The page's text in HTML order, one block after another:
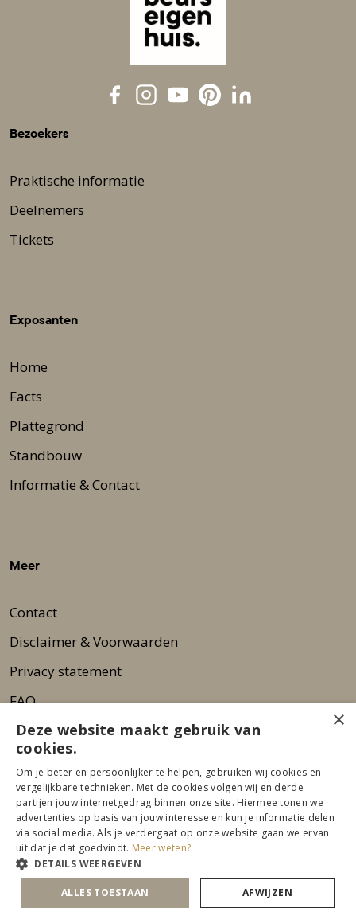
Bezoekers
Praktische informatie
Deelnemers
Tickets
Exposanten
Home
Facts
Plattegrond
Standbouw
Informatie & Contact
Meer
Contact
Disclaimer & Voorwaarden
Privacy statement
FAQ
Wie zijn wij?
Nieuwsbrief
Pers
© 2026 Beurs Eigen Huis
×
Deze website maakt gebruik van
cookies.
Om je beter en persoonlijker te helpen, gebruiken wij cookies en
vergelijkbare technieken. Met de cookies volgen wij en derde
partijen jouw internetgedrag binnen onze site. Hiermee tonen we
advertenties op basis van jouw interesse en kun je informatie delen
via social media. Als je verdergaat op onze website gaan we ervan
uit dat je dat goedvindt. Meer weten?
DETAILS WEERGEVEN
ALLES TOESTAAN AFWIJZEN